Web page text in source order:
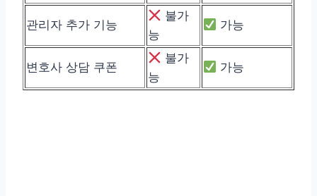
관리자 추가 기능
불가
능
가능
변호사 상담 쿠폰
불가
능
가능